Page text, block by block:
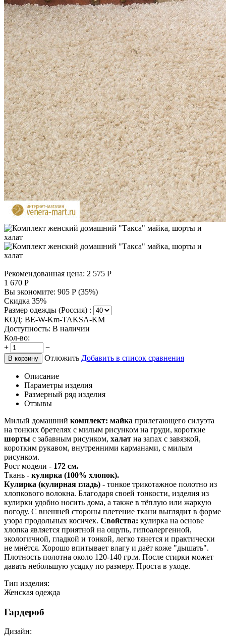
Рекомендованная цена: 2 575 Р
1 670 Р
Вы экономите: 905 Р (35%)
Скидка 35%
Размер одежды (Россия) :
КОД: BE-W-Km-TAKSA-KM
Доступность: В наличии
Кол-во:
+
−
В корзину Отложить Добавить в список сравнения
Описание
Параметры изделия
Размерный ряд изделия
Отзывы
Милый домашний комплект: майка прилегающего силуэта
на тонких бретелях с милым рисунком на груди, короткие
шорты с забавным рисунком, халат на запах с завязкой,
коротким рукавом, внутренними карманами, с милым
рисунком.
Рост модели - 172 см.
Ткань - кулирка (100% хлопок).
Кулирка (кулирная гладь) - тонкое трикотажное полотно из
хлопкового волокна. Благодаря своей тонкости, изделия из
кулирки удобно носить дома, а также в тёплую или жаркую
погоду. С внешней стороны плетение ткани выглядит в форме
узора продольных косичек. Свойства: кулирка на основе
хлопка является приятной на ощупь, гипоалергенной,
экологичной, гладкой и тонкой, легко тянется и практически
не мнётся. Хорошо впитывает влагу и даёт коже "дышать".
Плотность полотна около 120-140 гр.м. После стирки может
давать небольшую усадку по размеру. Проста в уходе.
Тип изделия:
Женская одежда
Гардероб
Дизайн: